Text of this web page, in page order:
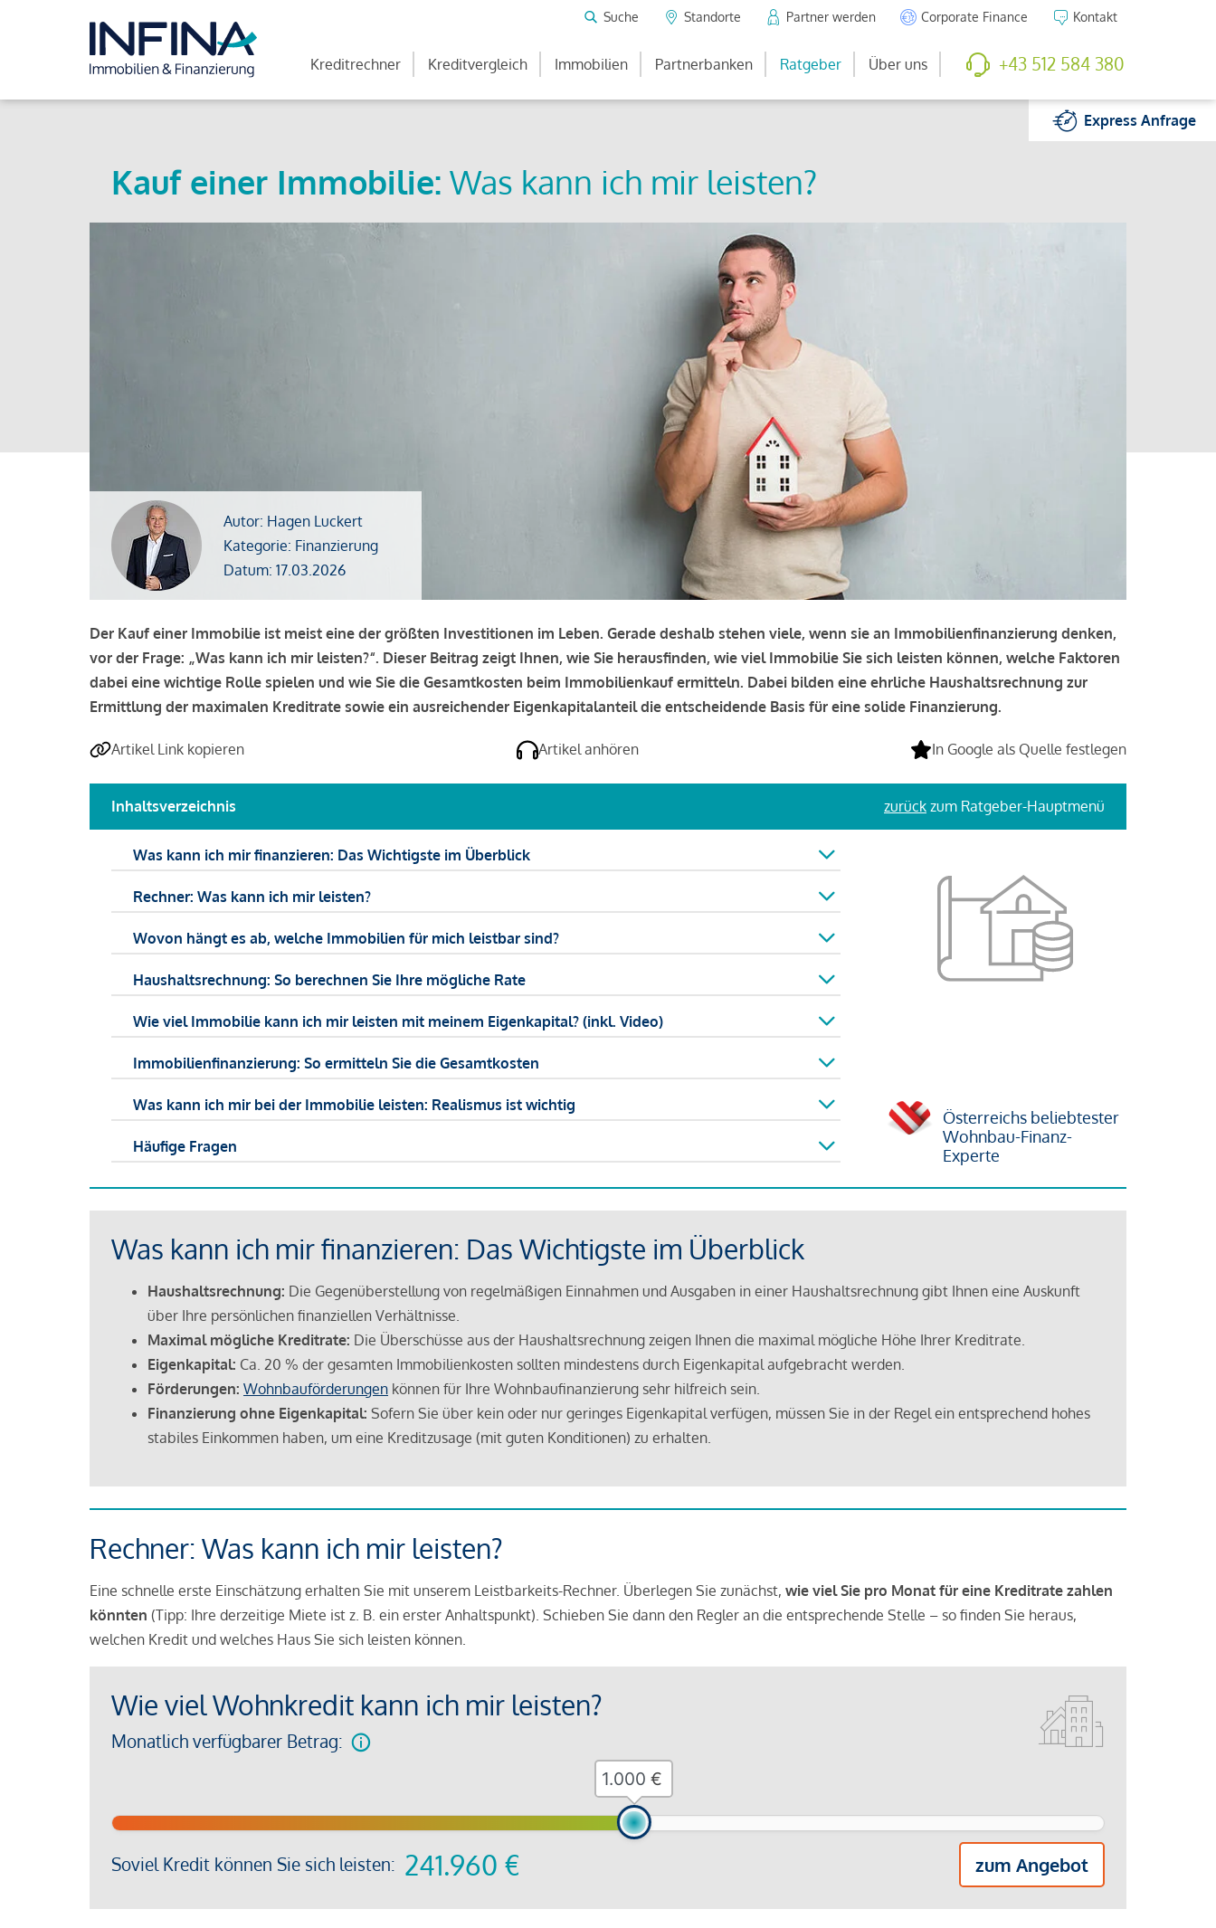
Suche Standorte Partner werden Corporate Finance Kontakt
Kreditrechner Kreditvergleich Immobilien Partnerbanken Ratgeber Über uns +43 512 584 380
ExpressAnfrage
Kauf einer Immobilie: Was kann ich mir leisten?
Autor: Hagen Luckert
Kategorie: Finanzierung
Datum: 17.03.2026
Der Kauf einer Immobilie ist meist eine der größten Investitionen im Leben. Gerade deshalb stehen viele, wenn sie an Immobilienfinanzierung denken,
vor der Frage: „Was kann ich mir leisten?“. Dieser Beitrag zeigt Ihnen, wie Sie herausfinden, wie viel Immobilie Sie sich leisten können, welche Faktoren
dabei eine wichtige Rolle spielen und wie Sie die Gesamtkosten beim Immobilienkauf ermitteln. Dabei bilden eine ehrliche Haushaltsrechnung zur
Ermittlung der maximalen Kreditrate sowie ein ausreichender Eigenkapitalanteil die entscheidende Basis für eine solide Finanzierung.
Artikel Link kopieren Artikel anhören In Google als Quelle festlegen
Inhaltsverzeichnis zurück zum Ratgeber-Hauptmenü
Was kann ich mir finanzieren: Das Wichtigste im Überblick
Rechner: Was kann ich mir leisten?
Wovon hängt es ab, welche Immobilien für mich leistbar sind?
Haushaltsrechnung: So berechnen Sie Ihre mögliche Rate
Wie viel Immobilie kann ich mir leisten mit meinem Eigenkapital? (inkl. Video)
Immobilienfinanzierung: So ermitteln Sie die Gesamtkosten
Was kann ich mir bei der Immobilie leisten: Realismus ist wichtig
Häufige Fragen
Österreichs beliebtester
Wohnbau-Finanz-
Experte
Was kann ich mir finanzieren: Das Wichtigste im Überblick
Haushaltsrechnung: Die Gegenüberstellung von regelmäßigen Einnahmen und Ausgaben in einer Haushaltsrechnung gibt Ihnen eine Auskunft
über Ihre persönlichen finanziellen Verhältnisse.
Maximal mögliche Kreditrate: Die Überschüsse aus der Haushaltsrechnung zeigen Ihnen die maximal mögliche Höhe Ihrer Kreditrate.
Eigenkapital: Ca. 20 % der gesamten Immobilienkosten sollten mindestens durch Eigenkapital aufgebracht werden.
Förderungen: Wohnbauförderungen können für Ihre Wohnbaufinanzierung sehr hilfreich sein.
Finanzierung ohne Eigenkapital: Sofern Sie über kein oder nur geringes Eigenkapital verfügen, müssen Sie in der Regel ein entsprechend hohes
stabiles Einkommen haben, um eine Kreditzusage (mit guten Konditionen) zu erhalten.
Rechner: Was kann ich mir leisten?
Eine schnelle erste Einschätzung erhalten Sie mit unserem Leistbarkeits-Rechner. Überlegen Sie zunächst, wie viel Sie pro Monat für eine Kreditrate zahlen
könnten (Tipp: Ihre derzeitige Miete ist z. B. ein erster Anhaltspunkt). Schieben Sie dann den Regler an die entsprechende Stelle – so finden Sie heraus,
welchen Kredit und welches Haus Sie sich leisten können.
Wie viel Wohnkredit kann ich mir leisten?
Monatlich verfügbarer Betrag:
Soviel Kredit können Sie sich leisten: 241.960 € zum Angebot
€